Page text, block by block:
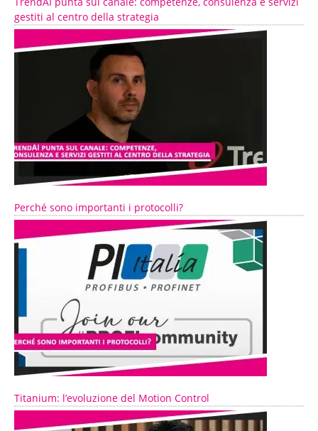
gestiti al centro della strategia
Perché sono importanti i protocolli?
Titanium: l’evoluzione del Motion Control